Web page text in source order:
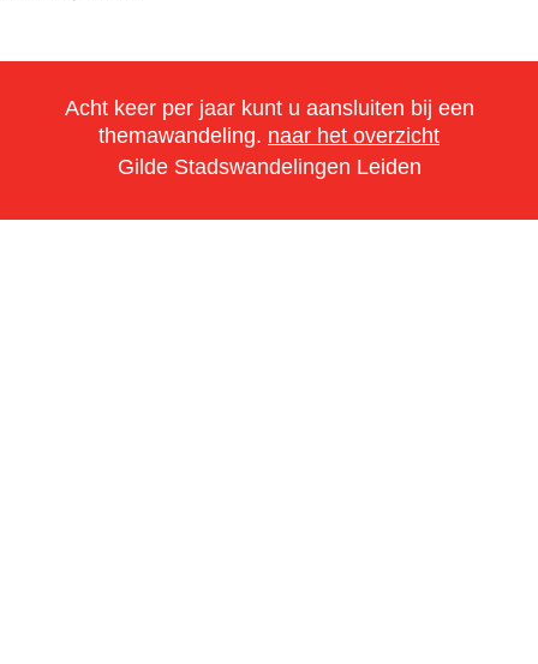
Acht keer per jaar kunt u aansluiten bij een
themawandeling. naar het overzicht
Gilde Stadswandelingen Leiden